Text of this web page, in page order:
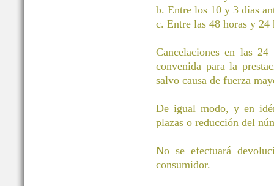
b. Entre los 10 y 3 días
c. Entre las 48 horas y
Cancelaciones en las
convenida para la
salvo causa de fuerza
De igual modo, y en
plazas o reducción del
No se efectuará
consumidor.